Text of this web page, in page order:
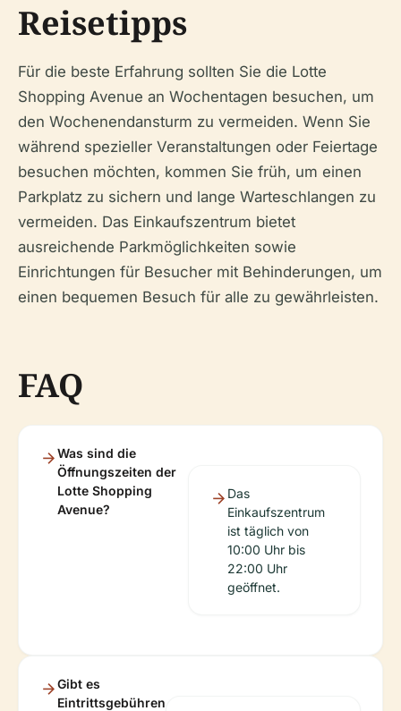
Reisetipps
Für die beste Erfahrung sollten Sie die Lotte
Shopping Avenue an Wochentagen besuchen, um
den Wochenendansturm zu vermeiden. Wenn Sie
während spezieller Veranstaltungen oder Feiertage
besuchen möchten, kommen Sie früh, um einen
Parkplatz zu sichern und lange Warteschlangen zu
vermeiden. Das Einkaufszentrum bietet
ausreichende Parkmöglichkeiten sowie
Einrichtungen für Besucher mit Behinderungen, um
einen bequemen Besuch für alle zu gewährleisten.
FAQ
Was sind die
Öffnungszeiten der
Lotte Shopping
Avenue?
Das
Einkaufszentrum
ist täglich von
10:00 Uhr bis
22:00 Uhr
geöffnet.
Gibt es
Eintrittsgebühren